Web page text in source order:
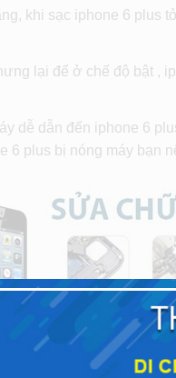
khi sạc iphone 6 plus
lại để ở chế độ bật ,
dễ dẫn đến iphone 6
6 plus bị nóng máy bạn